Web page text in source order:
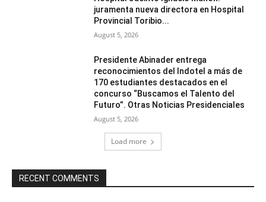
juramenta nueva directora en Hospital
Provincial Toribio...
August 5, 2026
Presidente Abinader entrega
reconocimientos del Indotel a más de
170 estudiantes destacados en el
concurso “Buscamos el Talento del
Futuro”. Otras Noticias Presidenciales
August 5, 2026
Load more
RECENT COMMENTS